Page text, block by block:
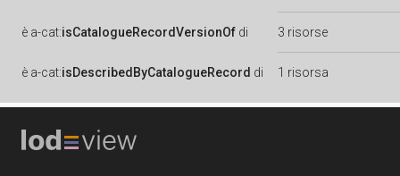
è a-cat:isCatalogueRecordVersionOf di 3 risorse
è a-cat:isDescribedByCatalogueRecord di 1 risorsa